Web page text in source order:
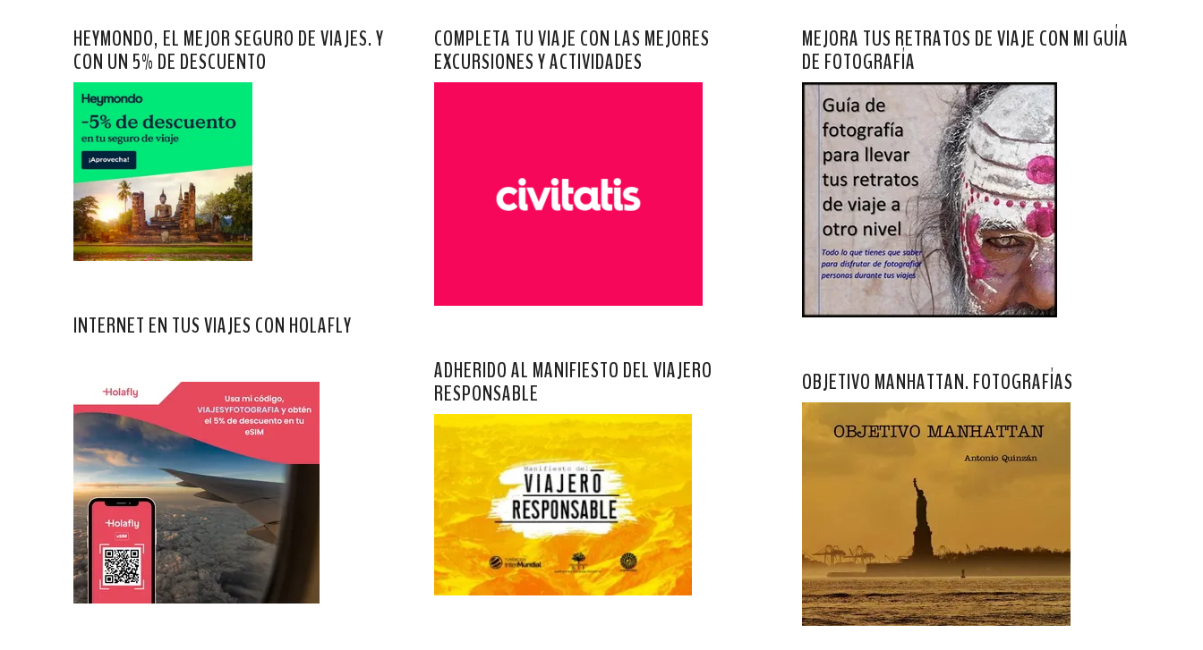
HEYMONDO, EL MEJOR SEGURO DE VIAJES. Y
CON UN 5% DE DESCUENTO
INTERNET EN TUS VIAJES CON HOLAFLY
COMPLETA TU VIAJE CON LAS MEJORES
EXCURSIONES Y ACTIVIDADES
ADHERIDO AL MANIFIESTO DEL VIAJERO
RESPONSABLE
MEJORA TUS RETRATOS DE VIAJE CON MI GUÍA
DE FOTOGRAFÍA
OBJETIVO MANHATTAN. FOTOGRAFÍAS